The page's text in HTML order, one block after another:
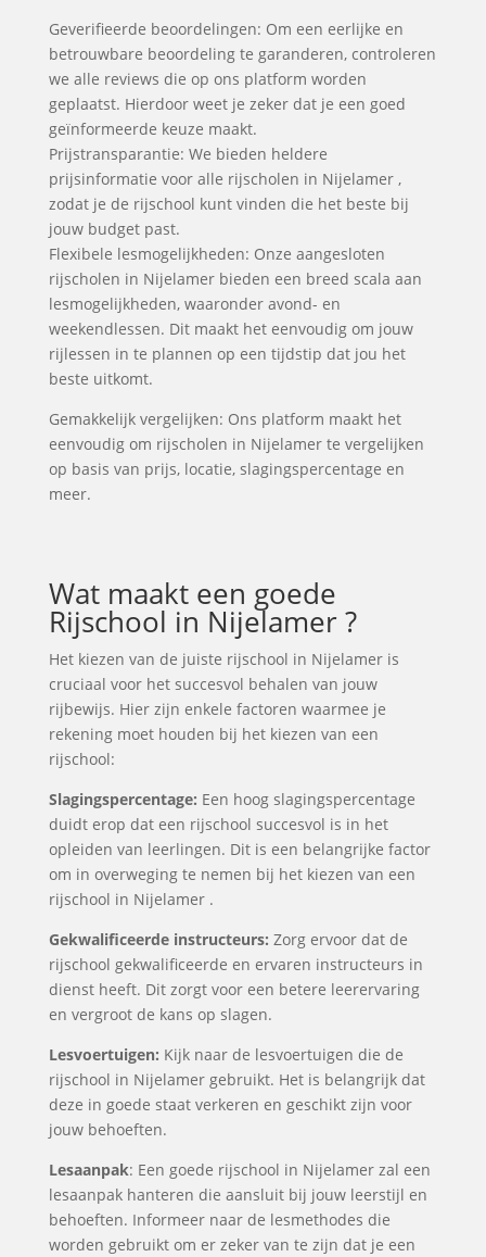
Geverifieerde beoordelingen: Om een eerlijke en
betrouwbare beoordeling te garanderen, controleren
we alle reviews die op ons platform worden
geplaatst. Hierdoor weet je zeker dat je een goed
geïnformeerde keuze maakt.
Prijstransparantie: We bieden heldere
prijsinformatie voor alle rijscholen in Nijelamer ,
zodat je de rijschool kunt vinden die het beste bij
jouw budget past.
Flexibele lesmogelijkheden: Onze aangesloten
rijscholen in Nijelamer bieden een breed scala aan
lesmogelijkheden, waaronder avond- en
weekendlessen. Dit maakt het eenvoudig om jouw
rijlessen in te plannen op een tijdstip dat jou het
beste uitkomt.
Gemakkelijk vergelijken: Ons platform maakt het
eenvoudig om rijscholen in Nijelamer te vergelijken
op basis van prijs, locatie, slagingspercentage en
meer.
Wat maakt een goede
Rijschool in Nijelamer ?
Het kiezen van de juiste rijschool in Nijelamer is
cruciaal voor het succesvol behalen van jouw
rijbewijs. Hier zijn enkele factoren waarmee je
rekening moet houden bij het kiezen van een
rijschool:
Slagingspercentage: Een hoog slagingspercentage
duidt erop dat een rijschool succesvol is in het
opleiden van leerlingen. Dit is een belangrijke factor
om in overweging te nemen bij het kiezen van een
rijschool in Nijelamer .
Gekwalificeerde instructeurs: Zorg ervoor dat de
rijschool gekwalificeerde en ervaren instructeurs in
dienst heeft. Dit zorgt voor een betere leerervaring
en vergroot de kans op slagen.
Lesvoertuigen: Kijk naar de lesvoertuigen die de
rijschool in Nijelamer gebruikt. Het is belangrijk dat
deze in goede staat verkeren en geschikt zijn voor
jouw behoeften.
Lesaanpak: Een goede rijschool in Nijelamer zal een
lesaanpak hanteren die aansluit bij jouw leerstijl en
behoeften. Informeer naar de lesmethodes die
worden gebruikt om er zeker van te zijn dat je een